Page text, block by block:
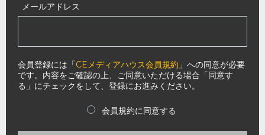
メールアドレス
会員登録には「CEメディアハウス会員規約 」への同意が必要
です。内容をご確認の上、ご同意いただける場合「同意す
る」にチェックをして、登録にお進みください。
会員規約に同意する